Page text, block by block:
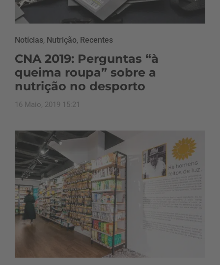
Notícias, Nutrição, Recentes
CNA 2019: Perguntas “à
queima roupa” sobre a
nutrição no desporto
16 Maio, 2019 15:21